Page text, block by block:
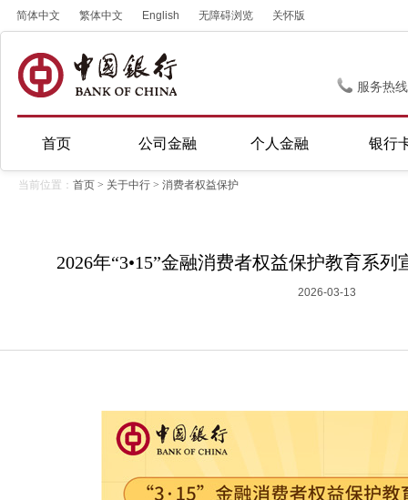
简体中文 繁体中文 English 无障碍浏览 关怀版
服务热
首页 公司金融 个人金融 银行
当前位置： 首页 > 关于中行 > 消费者权益保护
2026年“3•15”金融消费者权益保护教育系
2026-03-13